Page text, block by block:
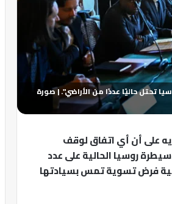
تحتل حاليًا عددًا من الأراضي". | صورة
على أن أي اتفاق لوقف
روسيا الحالية على عدد
فرض تسوية تمس بسيادتها